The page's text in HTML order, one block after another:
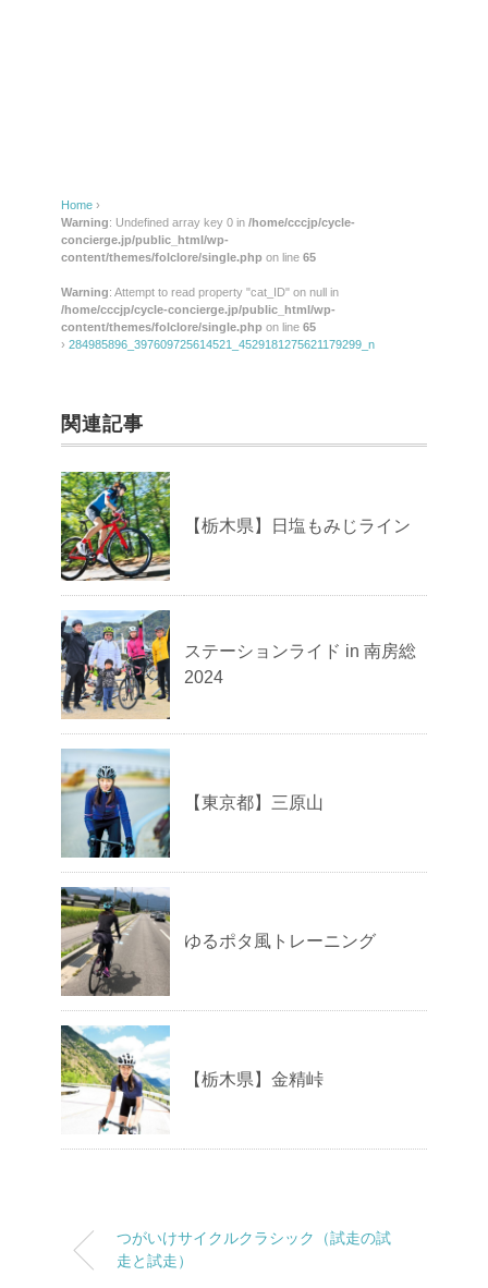
Home ›
Warning: Undefined array key 0 in /home/cccjp/cycle-
concierge.jp/public_html/wp-
content/themes/folclore/single.php on line 65
Warning: Attempt to read property "cat_ID" on null in
/home/cccjp/cycle-concierge.jp/public_html/wp-
content/themes/folclore/single.php on line 65
› 284985896_397609725614521_4529181275621179299_n
関連記事
【栃木県】日塩もみじライン
ステーションライド in 南房総
2024
【東京都】三原山
ゆるポタ風トレーニング
【栃木県】金精峠
つがいけサイクルクラシック（試走の試
走と試走）